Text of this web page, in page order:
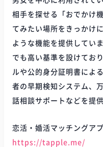
相手を探せる「おでかけ
てみたい場所をきっかけ
ような機能を提供してい
でも高い基準を設けてお
ルや公的身分証明書によ
者の早期検知システム、
話相談サポートなどを提
恋活・婚活マッチングア
https://tapple.me/